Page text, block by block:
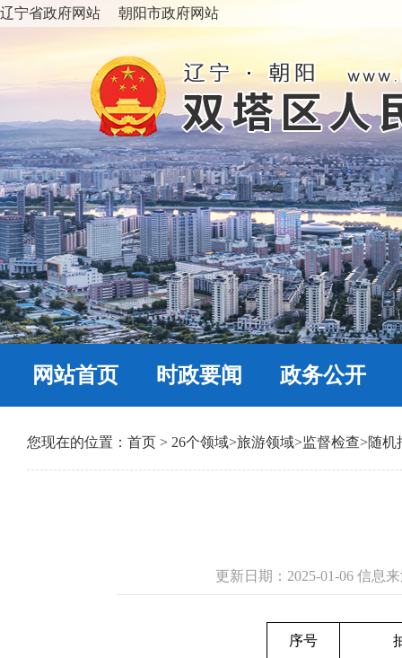
辽宁省政府网站 朝阳市政府网站
网站首页 时政要闻 政务公开
您现在的位置： 首页 > 26个领域>旅游领域>监督检查>随机
更新日期：2025-01-06 信息
序号